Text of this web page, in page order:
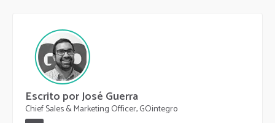
Escrito por José Guerra
Chief Sales & Marketing Officer, GOintegro